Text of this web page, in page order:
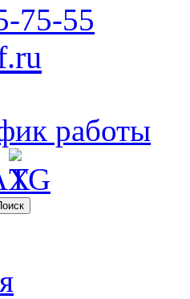
75-55
работы